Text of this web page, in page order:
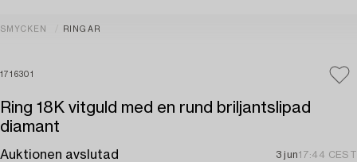
SMYCKEN RINGAR
1716301
Ring 18K vitguld med en rund briljantslipad
diamant
Auktionen avslutad 3 jun17:44 CEST